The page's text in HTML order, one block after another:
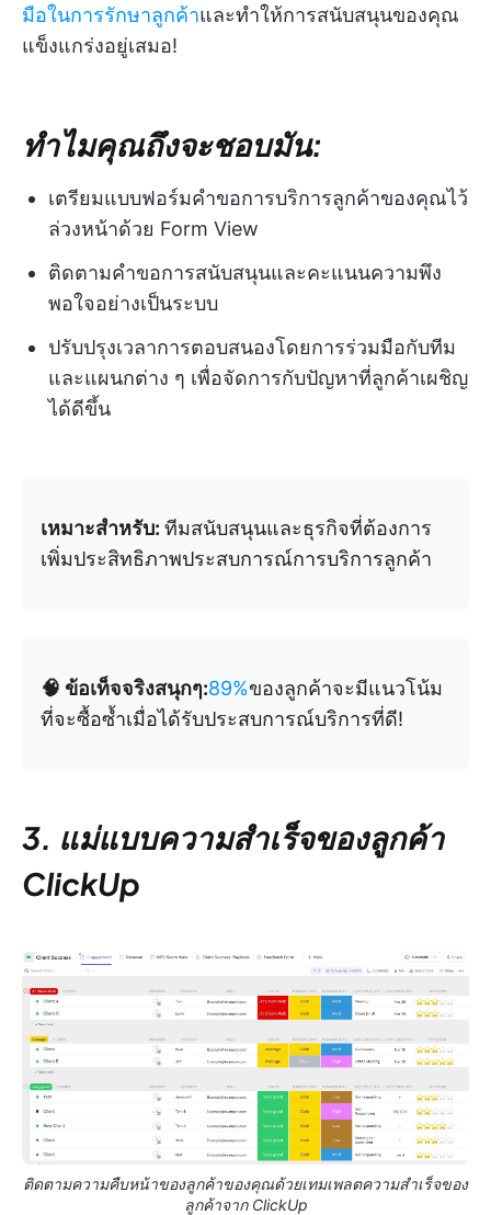
มือในการรักษาลูกค้าและทำให้การสนับสนุนของคุณ
แข็งแกร่งอยู่เสมอ!
ทำไมคุณถึงจะชอบมัน:
เตรียมแบบฟอร์มคำขอการบริการลูกค้าของคุณไว้
ล่วงหน้าด้วย Form View
ติดตามคำขอการสนับสนุนและคะแนนความพึง
พอใจอย่างเป็นระบบ
ปรับปรุงเวลาการตอบสนองโดยการร่วมมือกับทีม
และแผนกต่าง ๆ เพื่อจัดการกับปัญหาที่ลูกค้าเผชิญ
ได้ดีขึ้น
เหมาะสำหรับ: ทีมสนับสนุนและธุรกิจที่ต้องการ
เพิ่มประสิทธิภาพประสบการณ์การบริการลูกค้า
🧠 ข้อเท็จจริงสนุกๆ:89%ของลูกค้าจะมีแนวโน้ม
ที่จะซื้อซ้ำเมื่อได้รับประสบการณ์บริการที่ดี!
3. แม่แบบความสำเร็จของลูกค้า
ClickUp
ติดตามความคืบหน้าของลูกค้าของคุณด้วยเทมเพลตความสำเร็จของ
ลูกค้าจาก ClickUp